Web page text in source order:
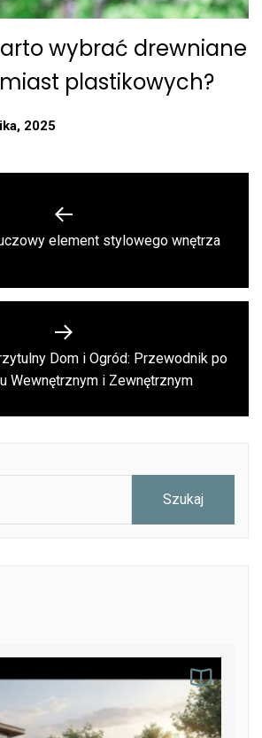
wybrać drewniane
plastikowych?
2025
Previous
element stylowego wnętrza
Next
post:
Dom i Ogród: Przewodnik po
Wewnętrznym i Zewnętrznym